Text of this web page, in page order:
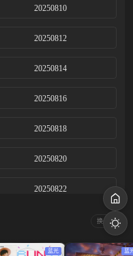
20250810
20250812
20250814
20250816
20250818
20250820
20250822
20250828
换一换
蓝光 蓝